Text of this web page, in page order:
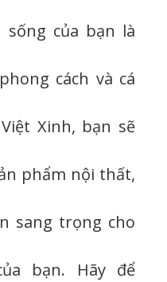
của bạn là
cách và cá
Xinh, bạn sẽ
phẩm nội thất,
sang trọng cho
bạn. Hãy để